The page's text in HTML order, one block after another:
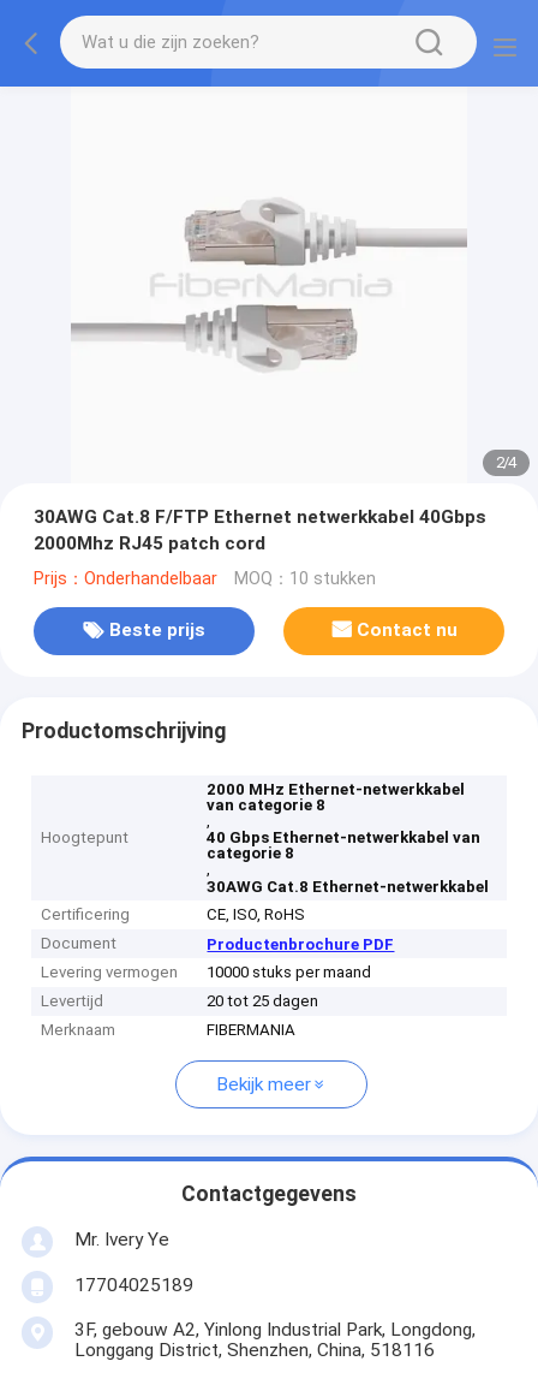
2/4
30AWG Cat.8 F/FTP Ethernet netwerkkabel 40Gbps
2000Mhz RJ45 patch cord
Prijs：Onderhandelbaar MOQ：10 stukken
Beste prijs Contact nu
Productomschrijving
Hoogtepunt
2000 MHz Ethernet-netwerkkabel
van categorie 8
,
40 Gbps Ethernet-netwerkkabel van
categorie 8
,
30AWG Cat.8 Ethernet-netwerkkabel
Certificering
CE, ISO, RoHS
Document
Productenbrochure PDF
Levering vermogen
10000 stuks per maand
Levertijd
20 tot 25 dagen
Merknaam
FIBERMANIA
Bekijk meer
Contactgegevens
Mr. Ivery Ye
17704025189
3F, gebouw A2, Yinlong Industrial Park, Longdong,
Longgang District, Shenzhen, China, 518116